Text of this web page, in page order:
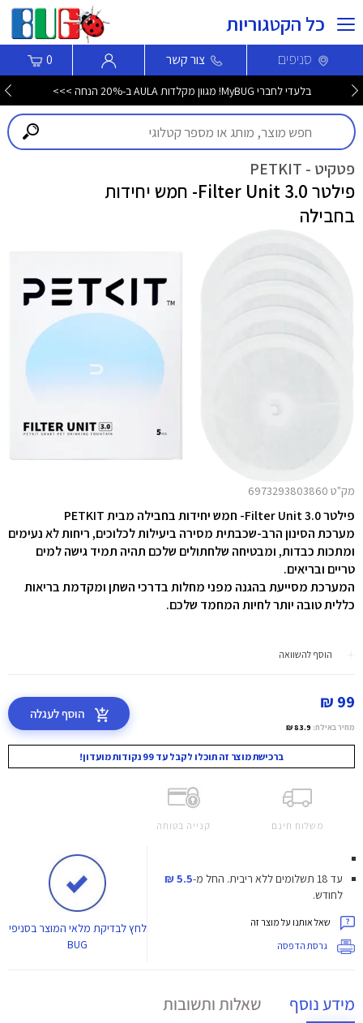
כל הקטגוריות
סניפים צור קשר 0
בלעדי לחברי MyBUG! מגוון מקלדות AULA ב-20% הנחה >>>
פטקיט - PETKIT
פילטר Filter Unit 3.0- חמש יחידות
בחבילה
מק"ט 6973293803860
פילטר Filter Unit 3.0- חמש יחידות בחבילה מבית
PETKIT
מערכת הסינון הרב-שכבתית מסירה ביעילות לכלוכים, ריחות לא נעימים
ומתכות כבדות, ומבטיחה שלחתולים שלכם תהיה תמיד גישה למים
טריים ובריאים.
המערכת מסייעת בהגנה מפני מחלות בדרכי השתן ומקדמת בריאות
כללית טובה יותר לחיות המחמד שלכם.
הוסף להשוואה
99 ₪
מחיר באילת: 83.9 ₪
הוסף לעגלה
ברכישת מוצר זה תוכלו לקבל עד 99 נקודות מועדון!
משלוח חינם קנייה בטוחה
עד 18 תשלומים ללא ריבית. החל מ-5.5 ₪
לחודש.
שאל אותנו על מוצר זה
גרסת הדפסה
לחץלבדיקת מלאי המוצר בסניפי
BUG
מידע נוסף שאלות ותשובות